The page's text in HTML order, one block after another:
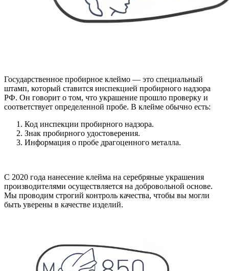
Государственное пробирное клеймо — это специальный
штамп, который ставится инспекцией пробирного надзора
РФ. Он говорит о том, что украшение прошло проверку и
соответствует определенной пробе. В клейме обычно есть:
Код инспекции пробирного надзора.
Знак пробирного удостоверения.
Информация о пробе драгоценного металла.
С 2020 года нанесение клейма на серебряные украшения
производителями осуществляется на добровольной основе.
Мы проводим строгий контроль качества, чтобы вы могли
быть уверены в качестве изделий.